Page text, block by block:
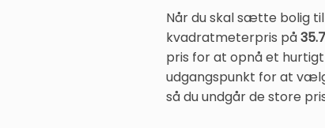
Når du skal sætte bolig
kvadratmeterpris på
pris for at opnå et
udgangspunkt for at
så du undgår de store